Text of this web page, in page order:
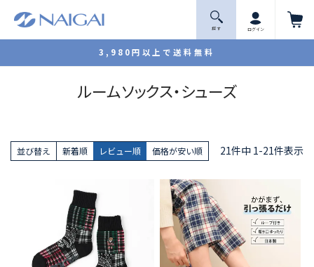
3,980円以上で送料無料
探 す ログイン
ルームソックス・シューズ
並び替え 新着順 レビュー順 価格が安い順 21件中 1-21件表示